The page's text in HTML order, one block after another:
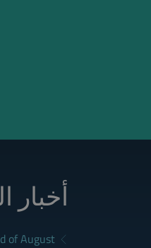
of August